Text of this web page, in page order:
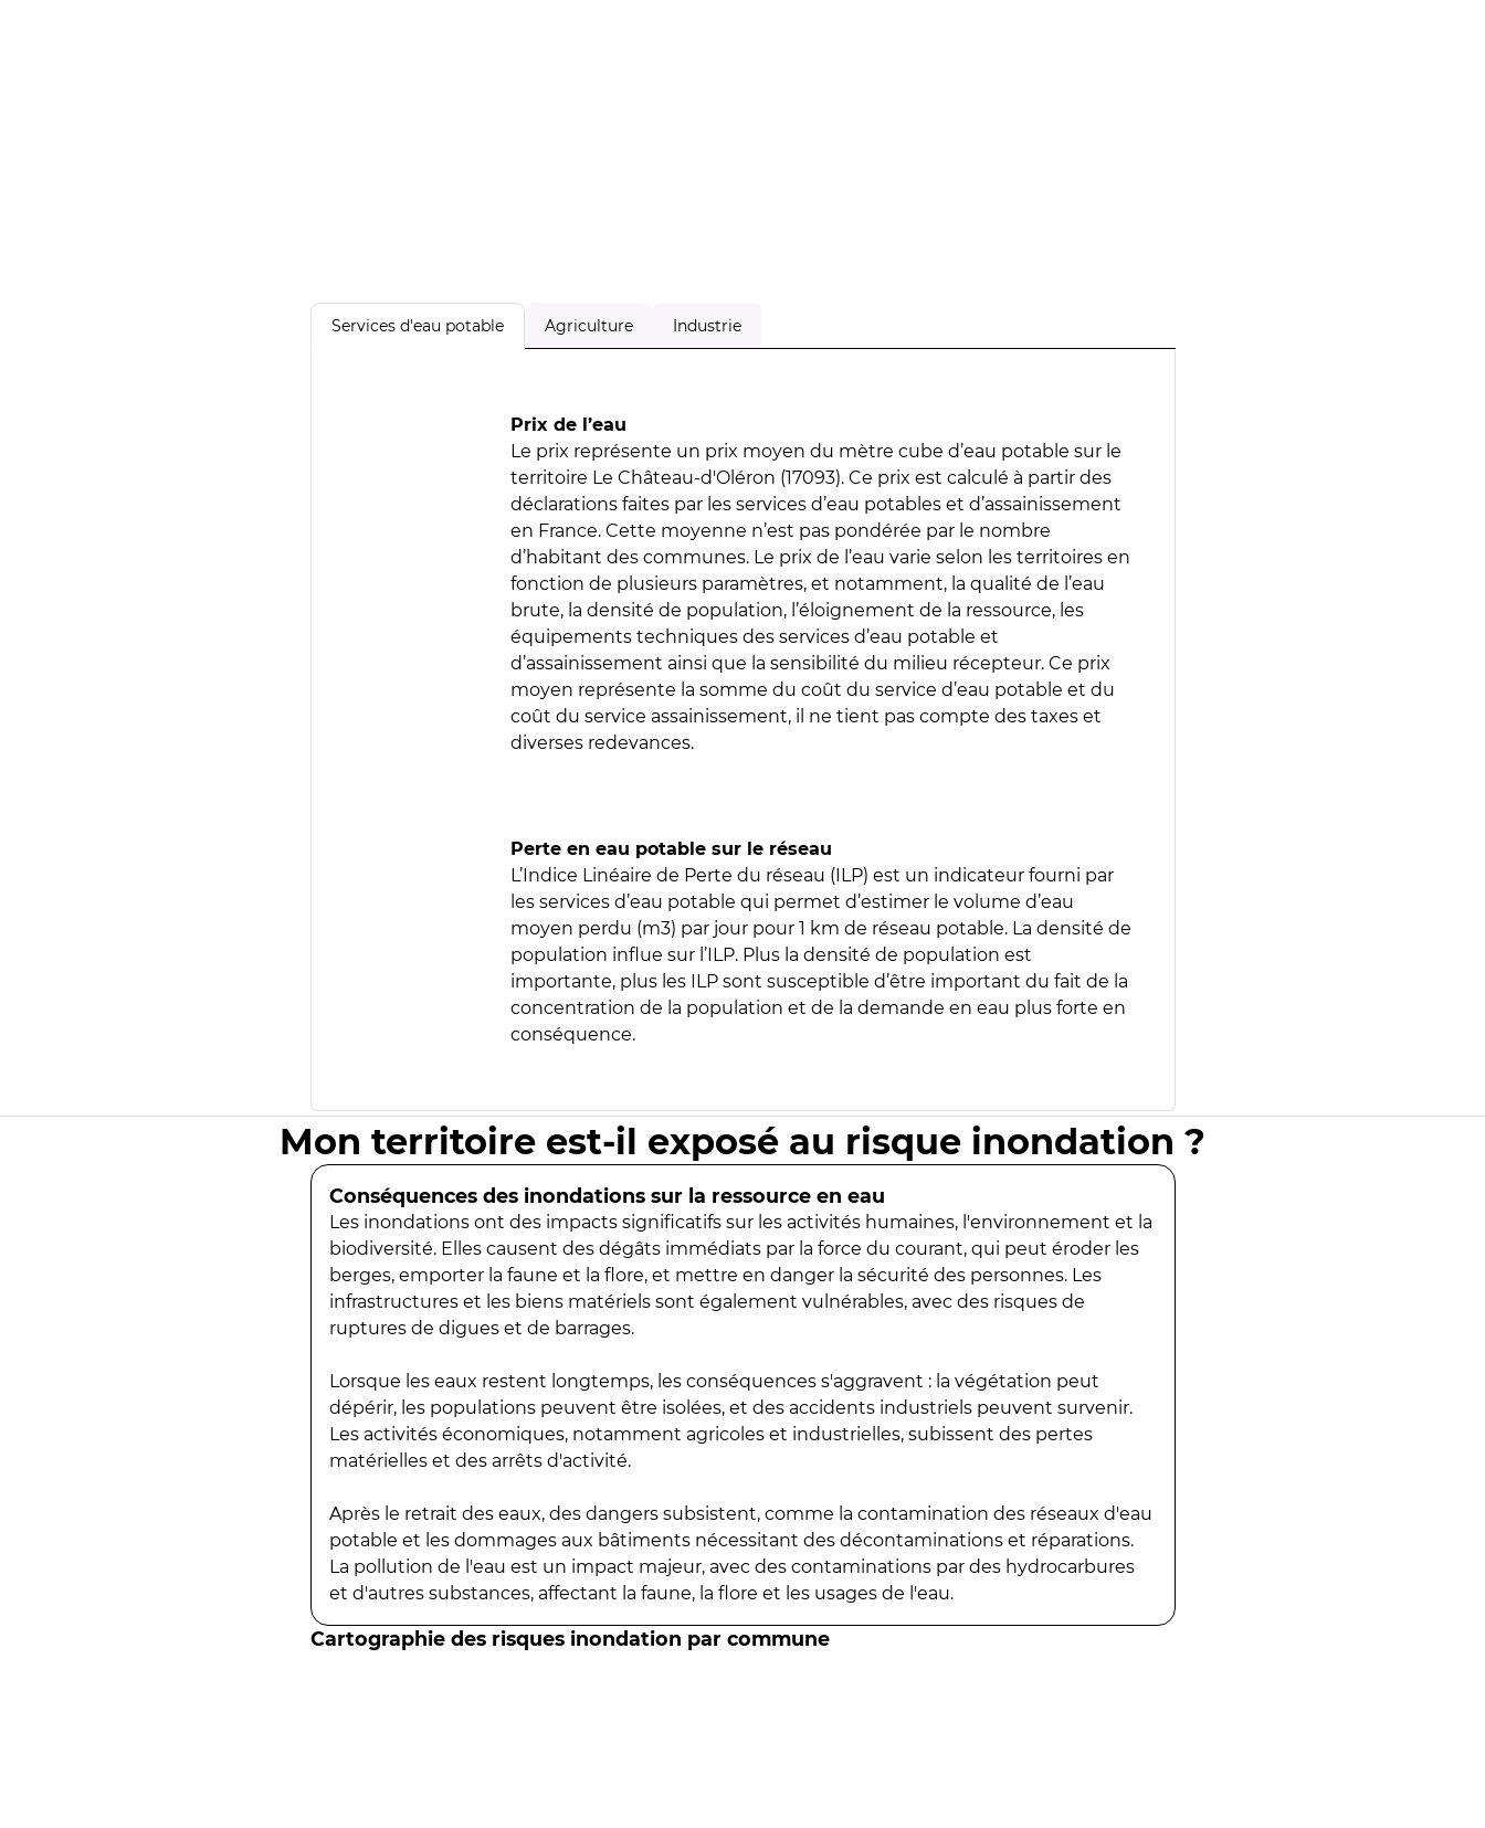
Services d'eau potable Agriculture Industrie
Prix de l’eau
Le prix représente un prix moyen du mètre cube d’eau potable sur le
territoire Le Château-d'Oléron (17093). Ce prix est calculé à partir des
déclarations faites par les services d’eau potables et d’assainissement
en France. Cette moyenne n’est pas pondérée par le nombre
d’habitant des communes. Le prix de l’eau varie selon les territoires en
fonction de plusieurs paramètres, et notamment, la qualité de l’eau
brute, la densité de population, l’éloignement de la ressource, les
équipements techniques des services d’eau potable et
d’assainissement ainsi que la sensibilité du milieu récepteur. Ce prix
moyen représente la somme du coût du service d’eau potable et du
coût du service assainissement, il ne tient pas compte des taxes et
diverses redevances.
Perte en eau potable sur le réseau
L’Indice Linéaire de Perte du réseau (ILP) est un indicateur fourni par
les services d’eau potable qui permet d’estimer le volume d’eau
moyen perdu (m3) par jour pour 1 km de réseau potable. La densité de
population influe sur l’ILP. Plus la densité de population est
importante, plus les ILP sont susceptible d’être important du fait de la
concentration de la population et de la demande en eau plus forte en
conséquence.
Mon territoire est-il exposé au risque inondation ?
Conséquences des inondations sur la ressource en eau
Les inondations ont des impacts significatifs sur les activités humaines, l'environnement et la
biodiversité. Elles causent des dégâts immédiats par la force du courant, qui peut éroder les
berges, emporter la faune et la flore, et mettre en danger la sécurité des personnes. Les
infrastructures et les biens matériels sont également vulnérables, avec des risques de
ruptures de digues et de barrages.
Lorsque les eaux restent longtemps, les conséquences s'aggravent : la végétation peut
dépérir, les populations peuvent être isolées, et des accidents industriels peuvent survenir.
Les activités économiques, notamment agricoles et industrielles, subissent des pertes
matérielles et des arrêts d'activité.
Après le retrait des eaux, des dangers subsistent, comme la contamination des réseaux d'eau
potable et les dommages aux bâtiments nécessitant des décontaminations et réparations.
La pollution de l'eau est un impact majeur, avec des contaminations par des hydrocarbures
et d'autres substances, affectant la faune, la flore et les usages de l'eau.
Cartographie des risques inondation par commune